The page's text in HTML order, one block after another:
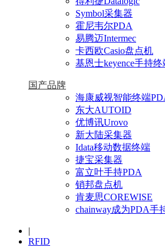
Symbol采集器
霍尼韦尔PDA
易腾迈Intermec
卡西欧Casio盘点机
基恩士keyence手持终
国产品牌
海康威视智能终端
东大AUTOID
优博讯Urovo
新大陆采集器
Idata移动数据终端
捷宝采集器
富立叶手持PDA
销邦盘点机
肯麦思COREWISE
chainway成为PDA手
|
RFID